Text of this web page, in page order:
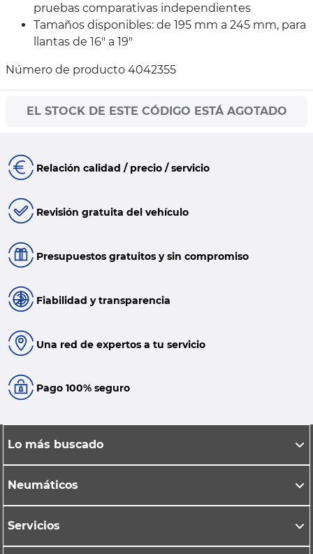
pruebas comparativas independientes
Tamaños disponibles: de 195 mm a 245 mm, para
llantas de 16" a 19"
Número de producto 4042355
EL STOCK DE ESTE CÓDIGO ESTÁ AGOTADO
Relación calidad / precio / servicio
Revisión gratuita del vehículo
Presupuestos gratuitos y sin compromiso
Fiabilidad y transparencia
Una red de expertos a tu servicio
Pago 100% seguro
Lo más buscado
Neumáticos
Servicios